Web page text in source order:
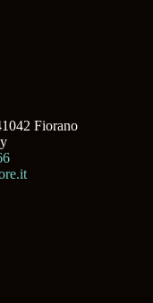
Fiorano